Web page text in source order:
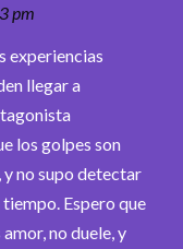
pm
experiencias
llegar a
los golpes son
no supo detectar
tiempo. Espero que
no duele, y